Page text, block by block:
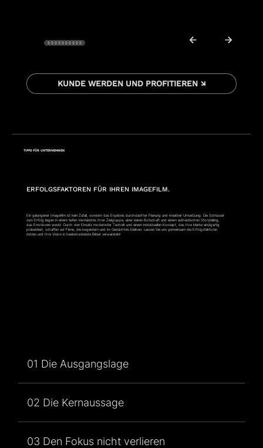
KUNDE WERDEN UND PROFITIEREN ↘
TIPPS FÜR UNTERNEHMEN
ERFOLGSFAKTOREN FÜR IHREN IMAGEFILM.
Ein gelungener Imagefilm ist kein Zufall, sondern das Ergebnis durchdachter Planung und kreativer Umsetzung. Die Schlüssel
zum Erfolg liegen in einem tiefen Verständnis Ihrer Zielgruppe, einer klaren Botschaft und einem authentischen Storytelling,
das Emotionen weckt. Durch den Einsatz modernster Technik und einem individuellen Konzept, das Ihre Marke einzigartig
präsentiert, schaffen wir Filme, die begeistern und im Gedächtnis bleiben. Lassen Sie uns gemeinsam die Erfolgsfaktoren
nutzen und Ihre Vision in beeindruckende Bilder verwandeln!
01 Die Ausgangslage
02 Die Kernaussage
03 Den Fokus nicht verlieren